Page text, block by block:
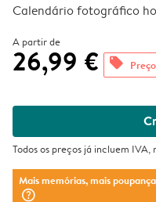
Calendário fotográfico
A partir de
26,99 € offers
Todos os preços já incluem IVA,
Mais memórias, mais poupança
question_mark_circle